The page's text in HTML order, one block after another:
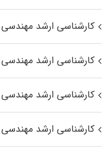
کارشناسی ارشد
کارشناسی ارشد
کارشناسی ارشد
کارشناسی ارشد